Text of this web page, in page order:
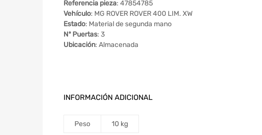
Referencia pieza: 47854785
Vehículo: MG ROVER ROVER 400 LIM. XW
Estado: Material de segunda mano
Nº Puertas: 3
Ubicación: Almacenada
INFORMACIÓN ADICIONAL
Peso 10 kg